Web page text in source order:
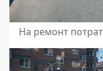
На ремонт